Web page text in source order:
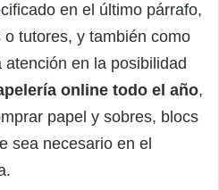
en el último párrafo,
tutores, y también como
en la posibilidad
online todo el año,
papel y sobres, blocs
sea necesario en el